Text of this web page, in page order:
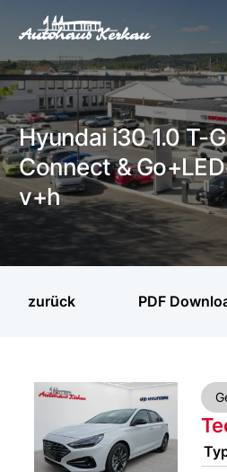
Hyundai i30 1.0 T-
Connect &
v+h
zurück PDF